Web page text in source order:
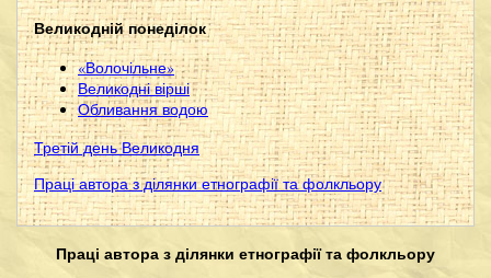
Великодній понеділок
«Волочільне»
Великодні вірші
Обливання водою
Третій день Великодня
Праці автора з ділянки етнографії та фолкльору
Праці автора з ділянки етнографії та фолкльору